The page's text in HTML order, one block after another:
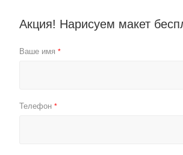
Акция! Нарисуем макет
Ваше имя *
Телефон *